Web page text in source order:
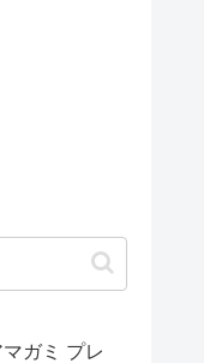
マガミ プレ